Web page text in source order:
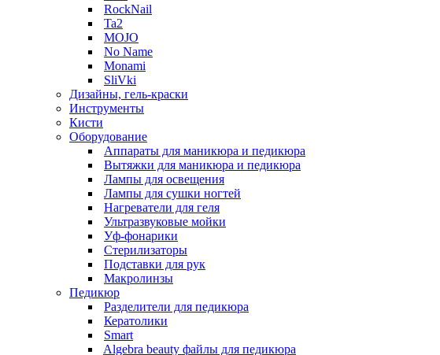
RockNail
Ta2
MOJO
No Name
Monami
SliVki
Дизайны, гель-краски
Инструменты
Кисти
Оборудование
Аппараты для маникюра и педикюра
Вытяжки для маникюра и педикюра
Лампы для освещения
Лампы для сушки ногтей
Нагреватели для геля
Ультразвуковые мойки
Уф-фонарики
Стерилизаторы
Подставки для рук
Макролинзы
Педикюр
Разделители для педикюра
Кератолики
Smart
Algebra beauty файлы для педикюра